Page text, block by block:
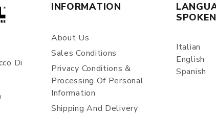
Di
INFORMATION
About Us
Sales Conditions
Privacy Conditions &
Processing Of Personal
Information
Shipping And Delivery
SPOKEN
Italian
English
Spanish